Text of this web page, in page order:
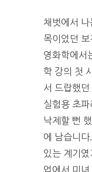
채벗에서
목이었던
영화학에서
학 강의 첫
서 드랍했
실험용 초파
낙제할 뻔
에 남습니
있는 계기
업에서 미